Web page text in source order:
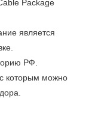
Package
является
РФ.
которым можно